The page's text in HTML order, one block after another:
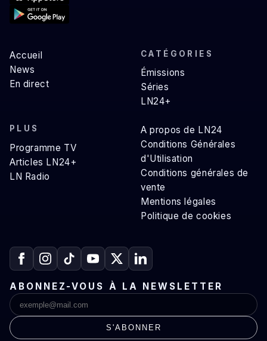
Accueil
News
En direct
CATÉGORIES
Émissions
Séries
LN24+
PLUS
Programme TV
Articles LN24+
LN Radio
A propos de LN24
Conditions Générales
d'Utilisation
Conditions générales de
vente
Mentions légales
Politique de cookies
ABONNEZ-VOUS À LA NEWSLETTER